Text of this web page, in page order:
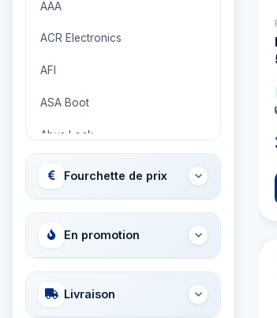
AAA
ACR Electronics
AFI
ASA Boot
Abus Lock
Airhead
Allied International
Ameritool
Fourchette de prix
En promotion
Livraison